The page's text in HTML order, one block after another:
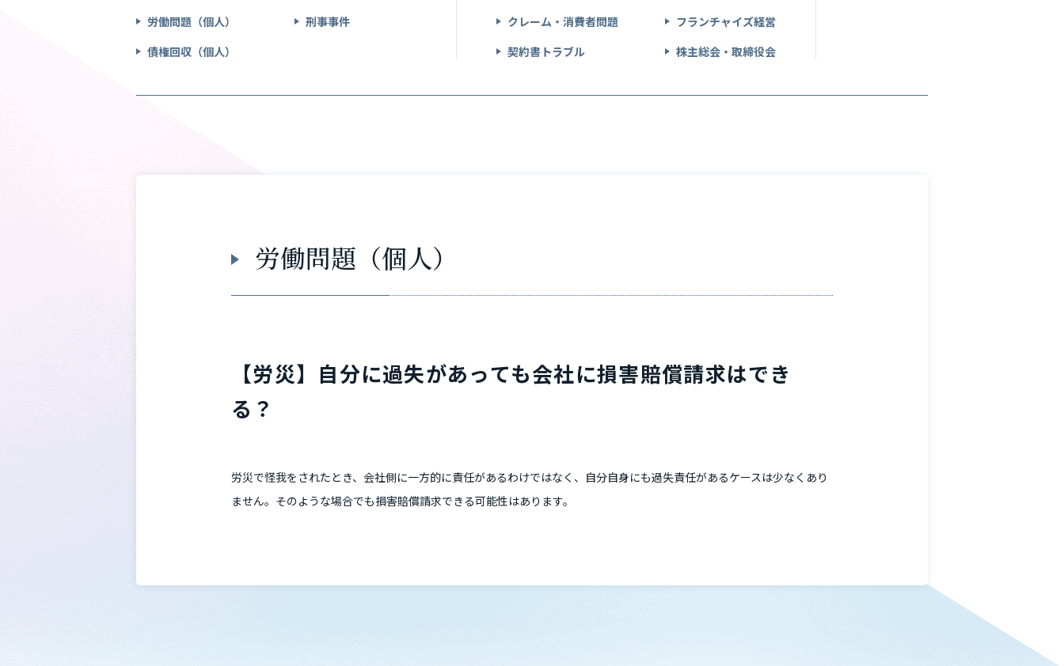
労働問題（個人）
債権回収（個人）
刑事事件
クレーム・消費者問題
契約書トラブル
フランチャイズ経営
株主総会・取締役会
労働問題（個人）
【労災】自分に過失があっても会社に損害賠償請求はでき
る？
労災で怪我をされたとき、会社側に一方的に責任があるわけではなく、自分自身にも過失責任があるケースは少なくあり
ません。そのような場合でも損害賠償請求できる可能性はあります。